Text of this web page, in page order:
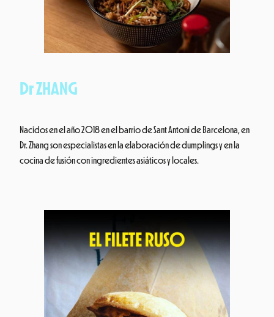
Dr ZHANG
Nacidos en el año 2018 en el barrio de Sant Antoni de Barcelona, en
Dr. Zhang son especialistas en la elaboración de dumplings y en la
cocina de fusión con ingredientes asiáticos y locales.